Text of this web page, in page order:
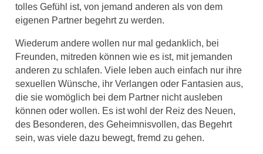
tolles Gefühl ist, von jemand anderen als von dem
eigenen Partner begehrt zu werden.
Wiederum andere wollen nur mal gedanklich, bei
Freunden, mitreden können wie es ist, mit jemanden
anderen zu schlafen. Viele leben auch einfach nur ihre
sexuellen Wünsche, ihr Verlangen oder Fantasien aus,
die sie womöglich bei dem Partner nicht ausleben
können oder wollen. Es ist wohl der Reiz des Neuen,
des Besonderen, des Geheimnisvollen, das Begehrt
sein, was viele dazu bewegt, fremd zu gehen.